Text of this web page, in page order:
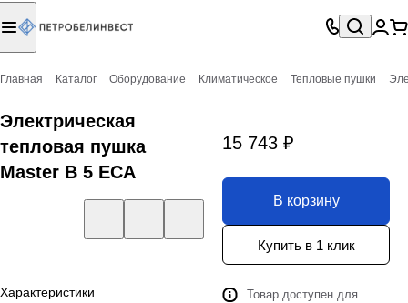
Главная Каталог Оборудование Климатическое Тепловые пушки
Электрическая
тепловая пушка
Master B 5 ECA
Характеристики
15 743 ₽
В корзину
Купить в 1 клик
Товар доступен для